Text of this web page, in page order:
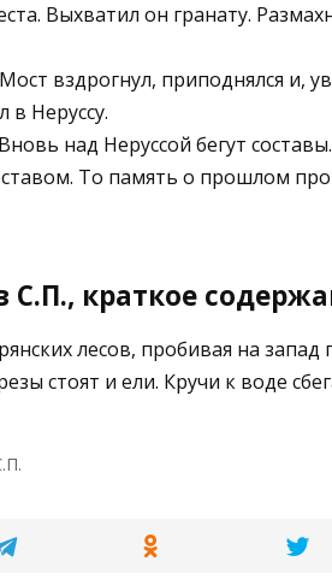
Выхватил он гранату.
вздрогнул, приподнялся и,
Неруссу.
над Неруссой бегут
То память о прошлом
краткое
лесов, пробивая на запад
стоят и ели. Кручи к воде